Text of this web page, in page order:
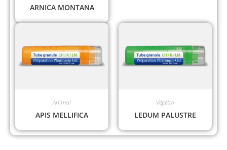
ARNICA MONTANA
Animal
APIS MELLIFICA
Végétal
LEDUM PALUSTRE